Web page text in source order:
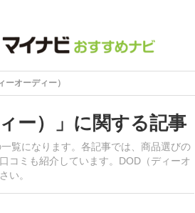
ーオーディー）
ー）」に関する記事
覧になります。各記事では、商品選びの
コミも紹介しています。DOD（ディーオ
い。